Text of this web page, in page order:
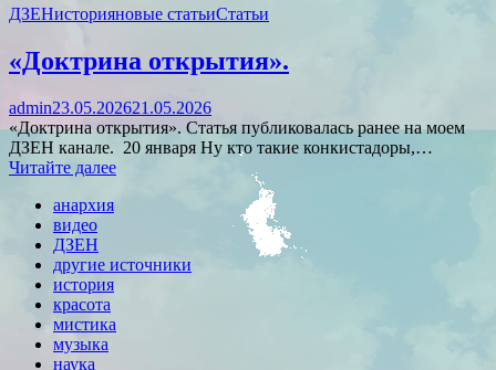
ДЗЕНисторияновые статьиСтатьи
«Доктрина открытия».
admin23.05.202621.05.2026
«Доктрина открытия». Статья публиковалась ранее на моем
ДЗЕН канале. 20 января Ну кто такие конкистадоры,…
Читайте далее
анархия
видео
ДЗЕН
другие источники
история
красота
мистика
музыка
наука